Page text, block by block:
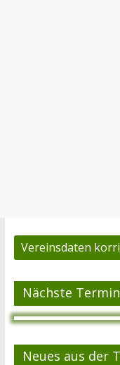
Vereinsdaten
Nächste
Neues aus der